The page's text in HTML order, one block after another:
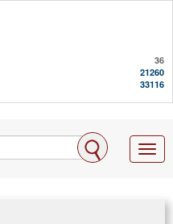
36
21260
33116